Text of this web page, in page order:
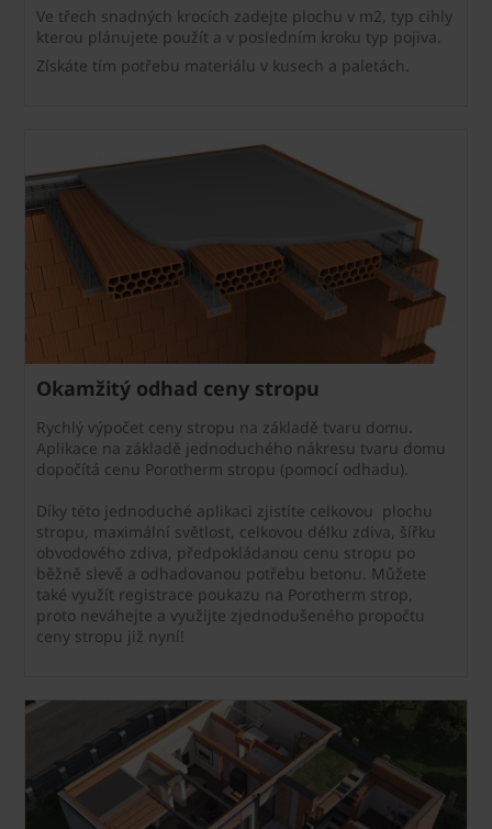
Ve třech snadných krocích zadejte plochu v m2, typ cihly
kterou plánujete použít a v posledním kroku typ pojiva.
Získáte tím potřebu materiálu v kusech a paletách.
Okamžitý odhad ceny stropu
Rychlý výpočet ceny stropu na základě tvaru domu.
Aplikace na základě jednoduchého nákresu tvaru domu
dopočítá cenu Porotherm stropu (pomocí odhadu).
Díky této jednoduché aplikaci zjistíte celkovou plochu
stropu, maximální světlost, celkovou délku zdiva, šířku
obvodového zdiva, předpokládanou cenu stropu po
běžně slevě a odhadovanou potřebu betonu. Můžete
také využít registrace poukazu na Porotherm strop,
proto neváhejte a využijte zjednodušeného propočtu
ceny stropu již nyní!